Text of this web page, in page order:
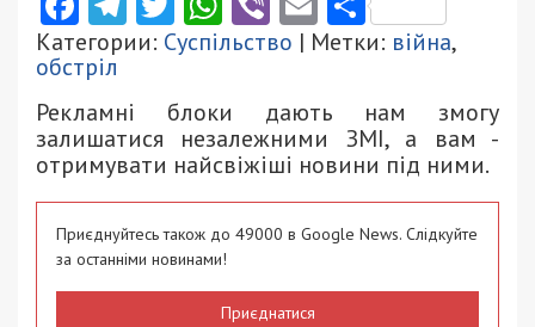
Категории: Суспільство | Метки: війна,
обстріл
Рекламні блоки дають нам змогу
залишатися незалежними ЗМІ, а вам -
отримувати найсвіжіші новини під ними.
Приєднуйтесь також до 49000 в Google News. Слідкуйте
за останніми новинами!
Приєднатися